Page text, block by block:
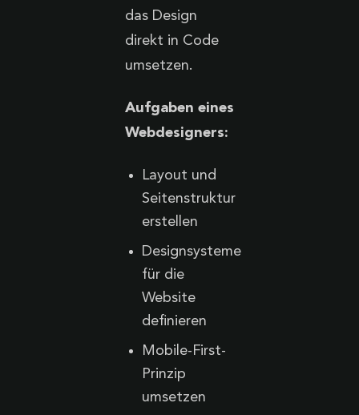
das Design
direkt in Code
umsetzen.
Aufgaben eines
Webdesigners:
Layout und
Seitenstruktur
erstellen
Designsysteme
für die
Website
definieren
Mobile-First-
Prinzip
umsetzen